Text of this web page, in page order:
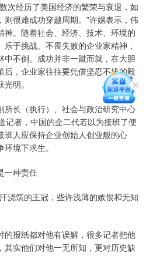
经历了美国经济的繁荣与衰退，如
很难成功穿越周期。”许嫘表示，伟
神。随着社会、经济、技术、环境的
于挑战、不畏失败的企业家精神，
中不倒。成功并非一蹴而就，在大胆
后，企业家往往要凭借坚忍不拔的毅
明。
长（执行）、社会与政治研究中心
记者，中国的企二代若以为接班了便
班人应保持企业创始人创业般的心
境下求生。
种责任
筑的王冠，些许浅薄的嫉恨和无知
报纸都对他有误解，很多记者把他
其实他们对他一无所知，更对历史缺